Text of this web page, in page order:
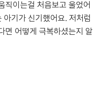
직이는걸 처음보고 울었어
기가 신기했어요. 저처럼
면 어떻게 극복하셨는지 알